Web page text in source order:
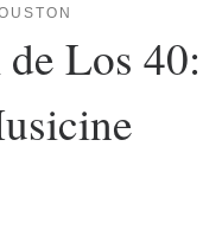
Los 40: